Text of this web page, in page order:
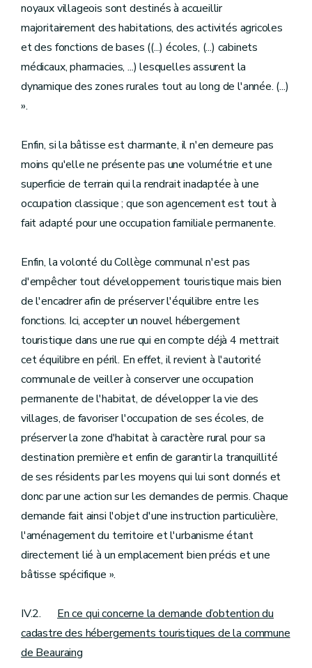
noyaux villageois sont destinés à accueillir
majoritairement des habitations, des activités agricoles
et des fonctions de bases ((...) écoles, (...) cabinets
médicaux, pharmacies, ...) lesquelles assurent la
dynamique des zones rurales tout au long de l'année. (...)
».
Enfin, si la bâtisse est charmante, il n'en demeure pas
moins qu'elle ne présente pas une volumétrie et une
superficie de terrain qui la rendrait inadaptée à une
occupation classique ; que son agencement est tout à
fait adapté pour une occupation familiale permanente.
Enfin, la volonté du Collège communal n'est pas
d'empêcher tout développement touristique mais bien
de l'encadrer afin de préserver l'équilibre entre les
fonctions. Ici, accepter un nouvel hébergement
touristique dans une rue qui en compte déjà 4 mettrait
cet équilibre en péril. En effet, il revient à l'autorité
communale de veiller à conserver une occupation
permanente de l'habitat, de développer la vie des
villages, de favoriser l'occupation de ses écoles, de
préserver la zone d'habitat à caractère rural pour sa
destination première et enfin de garantir la tranquillité
de ses résidents par les moyens qui lui sont donnés et
donc par une action sur les demandes de permis. Chaque
demande fait ainsi l'objet d'une instruction particulière,
l'aménagement du territoire et l'urbanisme étant
directement lié à un emplacement bien précis et une
bâtisse spécifique ».
IV.2. En ce qui concerne la demande d’obtention du
cadastre des hébergements touristiques de la commune
de Beauraing